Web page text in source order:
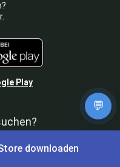
Play
und bietet euch jeden Tag
💬
downloaden